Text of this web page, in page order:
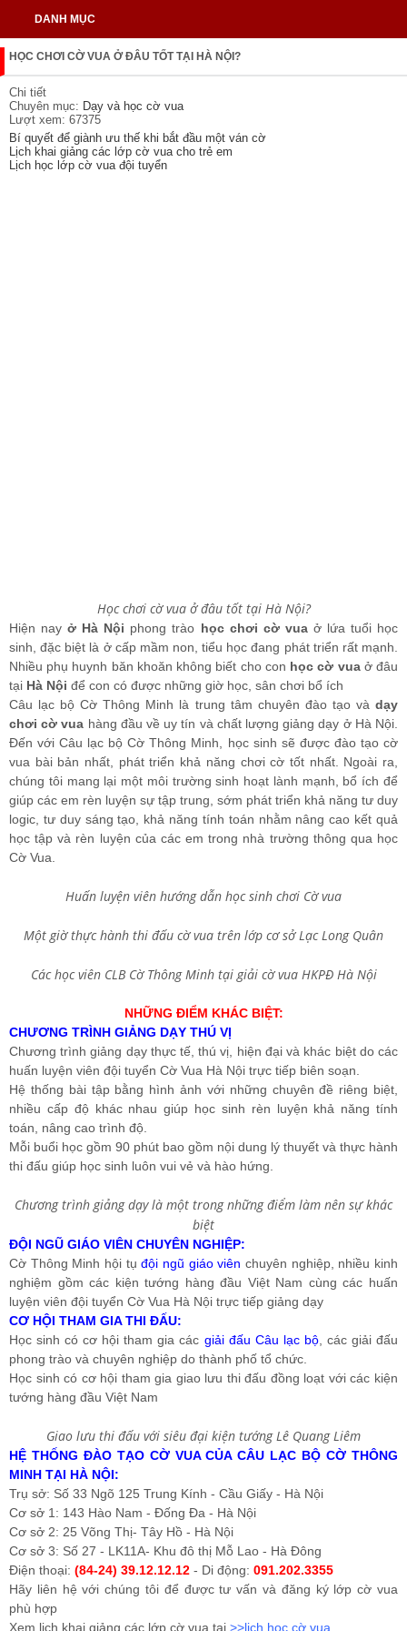
DANH MỤC
HỌC CHƠI CỜ VUA Ở ĐÂU TỐT TẠI HÀ NỘI?
Chi tiết
Chuyên mục: Dạy và học cờ vua
Lượt xem: 67375
Bí quyết để giành ưu thế khi bắt đầu một ván cờ
Lịch khai giảng các lớp cờ vua cho trẻ em
Lịch học lớp cờ vua đội tuyển
Học chơi cờ vua ở đâu tốt tại Hà Nội?
Hiện nayở Hà Nội phong trào học chơi cờ vuaở lứa tuổi học
sinh, đặc biệt là ở cấp mầm non, tiểu học đang phát triển rất mạnh.
Nhiều phụ huynh băn khoăn không biết cho con học cờ vuaở đâu
tại Hà Nội để con có được những giờ học, sân chơi bổ ích
Câu lạc bộ Cờ Thông Minh là trung tâm chuyên đào tạo và dạy
chơi cờ vua hàng đầu về uy tín và chất lượng giảng dạy ở Hà Nội.
Đến với Câu lạc bộ Cờ Thông Minh, học sinh sẽ được đào tạo cờ
vua bài bản nhất, phát triển khả năng chơi cờ tốt nhất. Ngoài ra,
chúng tôi mang lại một môi trường sinh hoạt lành mạnh, bổ ích để
giúp các em rèn luyện sự tập trung, sớm phát triển khả năng tư duy
logic, tư duy sáng tạo, khả năng tính toán nhằm nâng cao kết quả
học tập và rèn luyện của các em trong nhà trường thông qua học
Cờ Vua.
Huấn luyện viên hướng dẫn học sinh chơi Cờ vua
Một giờ thực hành thi đấu cờ vua trên lớp cơ sở Lạc Long Quân
Các học viên CLB Cờ Thông Minh tại giải cờ vua HKPĐ Hà Nội
NHỮNG ĐIỂM KHÁC BIỆT:
CHƯƠNG TRÌNH GIẢNG DẠY THÚ VỊ
Chương trình giảng dạy thực tế, thú vị, hiện đại và khác biệt do các
huấn luyện viên đội tuyển Cờ Vua Hà Nội trực tiếp biên soạn.
Hệ thống bài tập bằng hình ảnh với những chuyên đề riêng biệt,
nhiều cấp độ khác nhau giúp học sinh rèn luyện khả năng tính
toán, nâng cao trình độ.
Mỗi buổi học gồm 90 phút bao gồm nội dung lý thuyết và thực hành
thi đấu giúp học sinh luôn vui vẻ và hào hứng.
Chương trình giảng dạy là một trong những điểm làm nên sự khác
biệt
ĐỘI NGŨ GIÁO VIÊN CHUYÊN NGHIỆP:
Cờ Thông Minh hội tụđội ngũ giáo viên chuyên nghiệp, nhiều kinh
nghiệm gồm các kiện tướng hàng đầu Việt Nam cùng các huấn
luyện viên đội tuyển Cờ Vua Hà Nội trực tiếp giảng dạy
CƠ HỘI THAM GIA THI ĐẤU:
Học sinh có cơ hội tham gia các giải đấu Câu lạc bộ, các giải đấu
phong trào và chuyên nghiệp do thành phố tổ chức.
Học sinh có cơ hội tham gia giao lưu thi đấu đồng loạt với các kiện
tướng hàng đầu Việt Nam
Giao lưu thi đấu với siêu đại kiện tướng Lê Quang Liêm
HỆ THỐNG ĐÀO TẠO CỜ VUA CỦA CÂU LẠC BỘ CỜ THÔNG
MINH TẠI HÀ NỘI:
Trụ sở: Số 33 Ngõ 125 Trung Kính - Cầu Giấy - Hà Nội
Cơ sở 1: 143 Hào Nam - Đống Đa - Hà Nội
Cơ sở 2: 25 Võng Thị- Tây Hồ - Hà Nội
Cơ sở 3: Số 27 - LK11A- Khu đô thị Mỗ Lao - Hà Đông
Điện thoại: (84-24) 39.12.12.12 - Di động: 091.202.3355
Hãy liên hệ với chúng tôi để được tư vấn và đăng ký lớp cờ vua
phù hợp
Xem lịch khai giảng các lớp cờ vua tại >>lịch học cờ vua